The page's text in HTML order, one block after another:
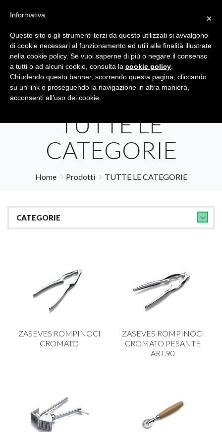
Tutte le categorie Cerca
TUTTE LE
CATEGORIE
Home Prodotti TUTTE LE CATEGORIE
CATEGORIE
ACCESSORI VETRO
BILANCE
CALICI E BICCHIERI
CAMPEGGIO E GIARDINO
ZASEVES ROMPINOCI
CROMATO
ZASEVES ROMPINOCI
CROMATO PESANTE
ART.90
×
Informativa
Questo sito o gli strumenti terzi da questo utilizzati si avvalgono
di cookie necessari al funzionamento ed utili alle finalità illustrate
nella cookie policy. Se vuoi saperne di più o negare il consenso
a tutti o ad alcuni cookie, consulta la cookie policy
Chiudendo questo banner, scorrendo questa pagina, cliccando
su un link o proseguendo la navigazione in altra maniera,
acconsenti all’uso dei cookie.